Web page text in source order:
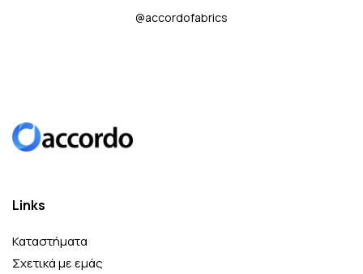
@accordofabrics
Links
Καταστήματα
Σχετικά με εμάς